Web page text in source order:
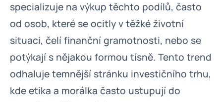
specializuje na výkup těchto podílů, často
od osob, které se ocitly v těžké životní
situaci, čelí finanční gramotnosti, nebo se
potýkají s nějakou formou tísně. Tento trend
odhaluje temnější stránku investičního trhu,
kde etika a morálka často ustupují do